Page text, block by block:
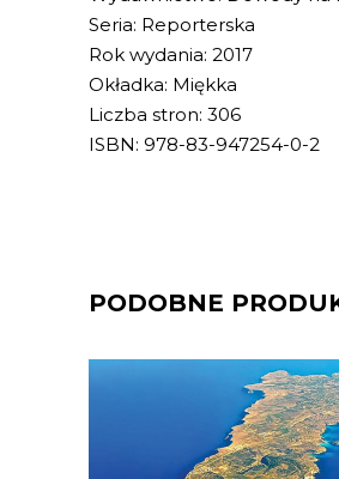
Seria: Reporterska
Rok wydania: 2017
Okładka: Miękka
Liczba stron: 306
ISBN: 978-83-947254-0-2
PODOBNE
[EBOOK] Jarosław
WIELKI